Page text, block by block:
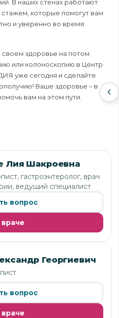
В наших стенах работают
которые помогут вам
и уверенно во время
здоровье на потом.
или колоноскопию в Центр
уже сегодня и сделайте
Ваше здоровье – в
вам на этом пути.
Лия Шакроевна
гастроэнтеролог, врач
ведущий специалист
вопрос
Георгиевич
вопрос